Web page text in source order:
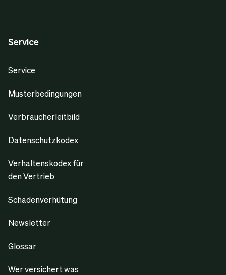
Service
Service
Musterbedingungen
Verbraucherleitbild
Datenschutzkodex
Verhaltenskodex für
den Vertrieb
Schadenverhütung
Newsletter
Glossar
Wer versichert was